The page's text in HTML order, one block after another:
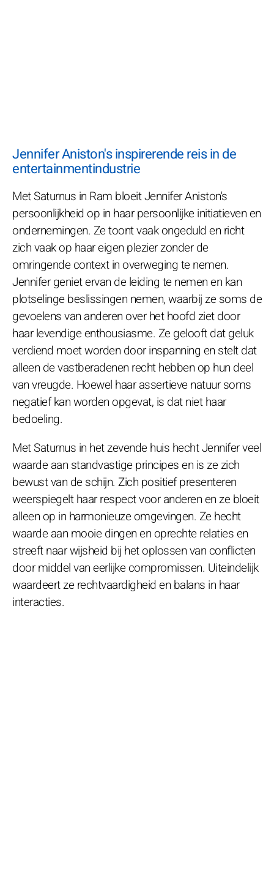
Jennifer Aniston's inspirerende reis in de
entertainmentindustrie
Met Saturnus in Ram bloeit Jennifer Aniston's
persoonlijkheid op in haar persoonlijke initiatieven en
ondernemingen. Ze toont vaak ongeduld en richt
zich vaak op haar eigen plezier zonder de
omringende context in overweging te nemen.
Jennifer geniet ervan de leiding te nemen en kan
plotselinge beslissingen nemen, waarbij ze soms de
gevoelens van anderen over het hoofd ziet door
haar levendige enthousiasme. Ze gelooft dat geluk
verdiend moet worden door inspanning en stelt dat
alleen de vastberadenen recht hebben op hun deel
van vreugde. Hoewel haar assertieve natuur soms
negatief kan worden opgevat, is dat niet haar
bedoeling.
Met Saturnus in het zevende huis hecht Jennifer veel
waarde aan standvastige principes en is ze zich
bewust van de schijn. Zich positief presenteren
weerspiegelt haar respect voor anderen en ze bloeit
alleen op in harmonieuze omgevingen. Ze hecht
waarde aan mooie dingen en oprechte relaties en
streeft naar wijsheid bij het oplossen van conflicten
door middel van eerlijke compromissen. Uiteindelijk
waardeert ze rechtvaardigheid en balans in haar
interacties.